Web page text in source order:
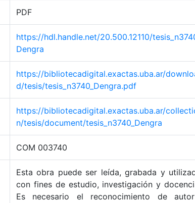
PDF
https://hdl.handle.net/20.500.12110/
Dengra
https://bibliotecadigital.exactas.uba.ar/
d/tesis/tesis_n3740_Dengra.pdf
https://bibliotecadigital.exactas.uba.ar/
n/tesis/document/tesis_n3740_Dengra
COM 003740
Esta obra puede ser leída, grabada y
con fines de estudio, investigación y
Es necesario el reconocimiento de